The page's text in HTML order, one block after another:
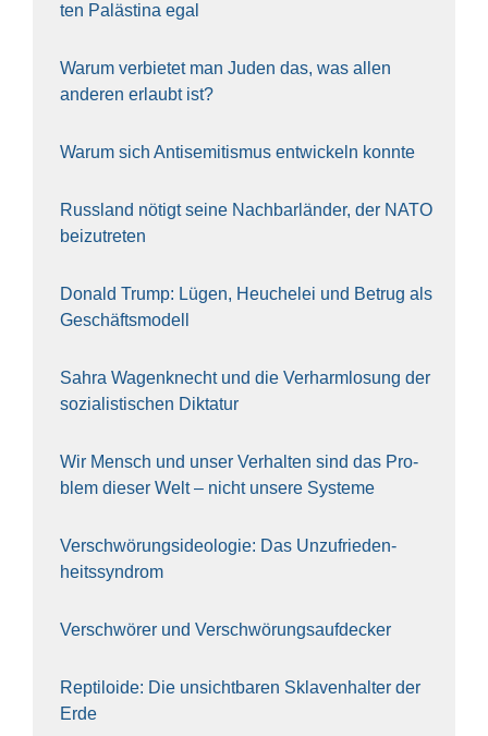
ten Paläs­ti­na egal
War­um ver­bie­tet man Juden das, was allen
ande­ren erlaubt ist?
War­um sich Anti­se­mi­tis­mus ent­wi­ckeln konn­te
Russ­land nötigt sei­ne Nach­bar­län­der, der NATO
bei­zu­tre­ten
Donald Trump: Lügen, Heu­che­lei und Betrug als
Geschäfts­mo­dell
Sahra Wagen­knecht und die Ver­harm­lo­sung der
sozia­lis­ti­schen Dik­ta­tur
Wir Mensch und unser Ver­hal­ten sind das Pro­
blem die­ser Welt – nicht unse­re Sys‍te‍me
Ver­schwö­rungs­ideo­lo­gie: Das Unzufrieden­
heitssyndrom
Ver­schwö­rer und Verschwörungs­aufdecker
Rep­ti­lo­ide: Die unsicht­ba­ren Skla­ven­hal­ter der
Erde